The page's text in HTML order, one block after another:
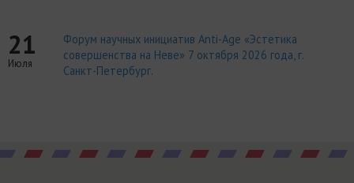
21
Июля
Форум научных инициатив Anti-Age «Эстетика
совершенства на Неве» 7 октября 2026 года, г.
Санкт-Петербург.